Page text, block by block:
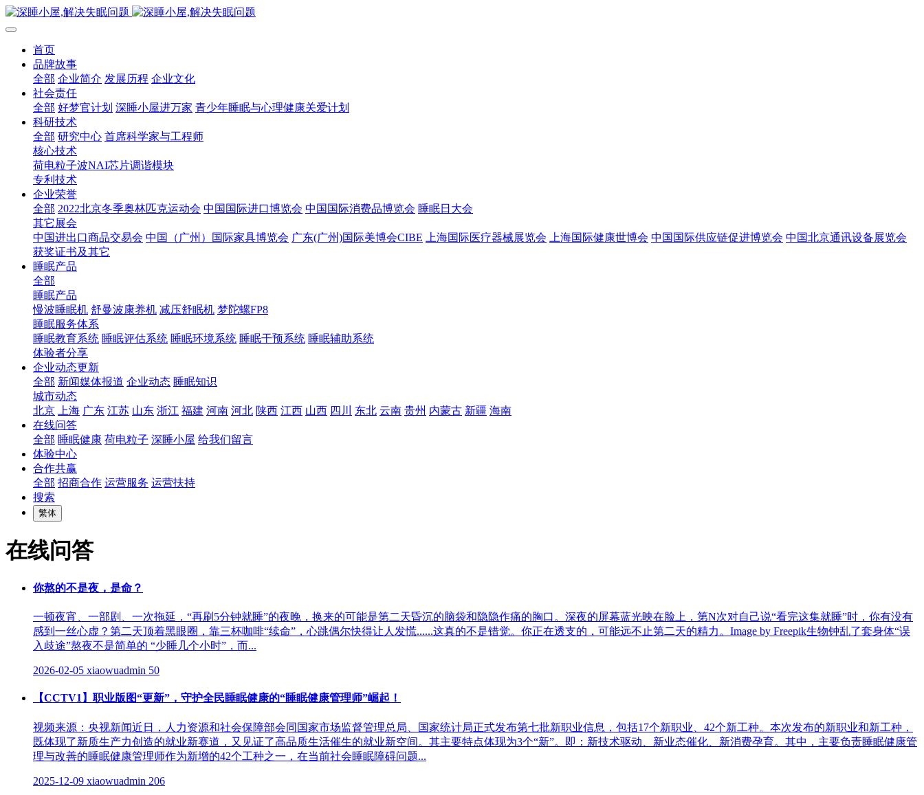
首页
品牌故事
全部 企业简介 发展历程 企业文化
社会责任
全部 好梦官计划 深睡小屋进万家 青少年睡眠与心理健康关爱计划
科研技术
全部 研究中心 首席科学家与工程师
核心技术
荷电粒子波NAI芯片调谐模块
专利技术
企业荣誉
全部 2022北京冬季奥林匹克运动会 中国国际进口博览会 中国国际消费品博览会 睡眠日大会
其它展会
中国进出口商品交易会 中国（广州）国际家具博览会 广东(广州)国际美博会CIBE 上海国际医疗器械展览会 上海国际健康世博会 中国国际供应链促进博览会 中国北京通讯设备展览会
获奖证书及其它
睡眠产品
全部
睡眠产品
慢波睡眠机 舒曼波康养机 减压舒眠机 梦陀螺FP8
睡眠服务体系
睡眠教育系统 睡眠评估系统 睡眠环境系统 睡眠干预系统 睡眠辅助系统
体验者分享
企业动态更新
全部 新闻媒体报道 企业动态 睡眠知识
城市动态
北京
上海 广东 江苏 山东 浙江 福建 河南 河北 陕西 江西 山西 四川 东北 云南 贵州 内蒙古 新疆 海南
在线问答
全部 睡眠健康 荷电粒子 深睡小屋 给我们留言
体验中心
合作共赢
全部 招商合作 运营服务 运营扶持
搜索
繁体
在线问答
你熬的不是夜，是命？
一顿夜宵、一部剧、一次拖延，“再刷5分钟就睡”的夜晚，换来的可能是第二天昏沉的脑袋和隐隐作痛的胸口。深夜的屏幕蓝光映在脸上，第N次对自己说“看完这集就睡”时，你有没有
感到一丝心虚？第二天顶着黑眼圈，靠三杯咖啡“续命”，心跳偶尔快得让人发慌......这真的不是错觉。你正在透支的，可能远不止第二天的精力。Image by Freepik生物钟乱了套身体“误
入歧途”熬夜不是简单的 “少睡几个小时”，而...
2026-02-05 xiaowuadmin 50
【CCTV1】职业版图“更新”，守护全民睡眠健康的“睡眠健康管理师”崛起！
视频来源：央视新闻近日，人力资源和社会保障部会同国家市场监督管理总局、国家统计局正式发布第七批新职业信息，包括17个新职业、42个新工种。本次发布的新职业和新工种，
既体现了新质生产力创造的就业新赛道，又见证了高品质生活催生的就业新空间。其主要特点体现为3个“新”。即：新技术驱动、新业态催化、新消费孕育。其中，主要负责睡眠健康管
理与改善的睡眠健康管理师作为新增的42个工种之一，在当前社会睡眠障碍问题...
2025-12-09 xiaowuadmin 206